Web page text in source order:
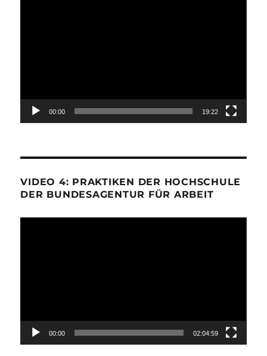
00:00 19:22
VIDEO 4: PRAKTIKEN DER HOCHSCHULE
DER BUNDESAGENTUR FÜR ARBEIT
00:00 02:04:59